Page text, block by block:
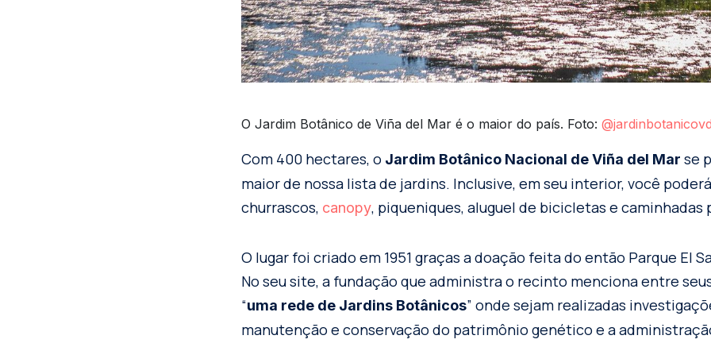
O Jardim Botânico de Viña del Mar é o maior do país. Foto:
Com 400 hectares, o Jardim Botânico Nacional de Viña del Mar se
maior de nossa lista de jardins. Inclusive, em seu interior, você
churrascos, canopy, piqueniques, aluguel de bicicletas e caminhadas
O lugar foi criado em 1951 graças a doação feita do então Parque El
No seu site, a fundação que administra o recinto menciona entre
“uma rede de Jardins Botânicos” onde sejam realizadas
manutenção e conservação do patrimônio genético e a